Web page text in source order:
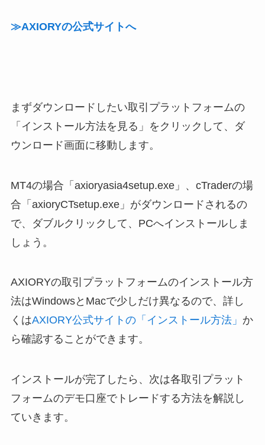
≫AXIORYの公式サイトへ
まずダウンロードしたい取引プラットフォームの
「インストール方法を見る」をクリックして、ダ
ウンロード画面に移動します。
MT4の場合「axioryasia4setup.exe」、cTraderの場
合「axioryCTsetup.exe」がダウンロードされるの
で、ダブルクリックして、PCへインストールしま
しょう。
AXIORYの取引プラットフォームのインストール方
法はWindowsとMacで少しだけ異なるので、詳し
くはAXIORY公式サイトの「インストール方法」 か
ら確認することができます。
インストールが完了したら、次は各取引プラット
フォームのデモ口座でトレードする方法を解説し
ていきます。